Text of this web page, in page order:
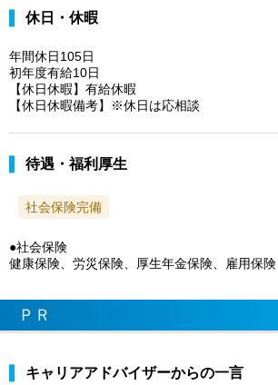
休日・休暇
年間休日105日
初年度有給10日
【休日休暇】有給休暇
【休日休暇備考】※休日は応相談
待遇・福利厚生
社会保険完備
●社会保険
健康保険、労災保険、厚生年金保険、雇用保険
ＰＲ
キャリアアドバイザーからの一言